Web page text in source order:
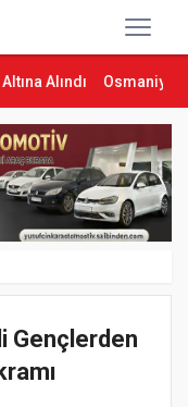
Osmaniye’de Tren
Gençlerden